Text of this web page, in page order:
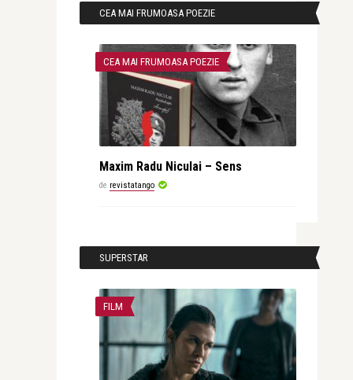
CEA MAI FRUMOASA POEZIE
CEA MAI FRUMOASA POEZIE
Maxim Radu Niculai – Sens
de revistatango
SUPERSTAR
FILM